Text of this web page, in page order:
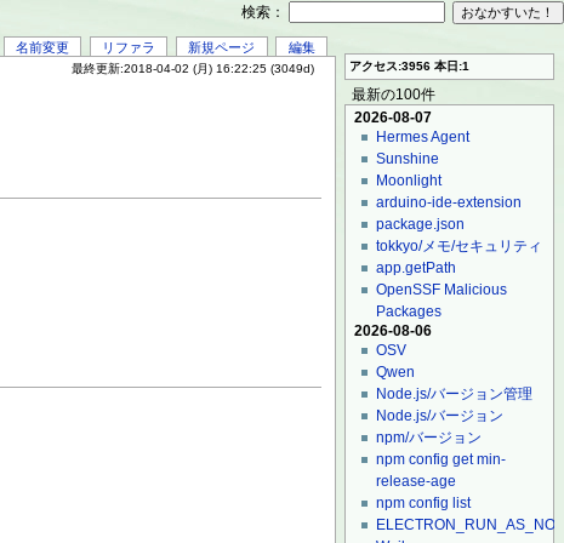
名前変更 リファラ 新規ページ 編集
最終更新:2018-04-02 (月) 16:22:25 (3049d) アクセス:3956 本日:1
最新の100件
2026-08-07
Hermes Agent
Sunshine
Moonlight
arduino-ide-extension
package.json
tokkyo/メモ/セキュリティ
app.getPath
OpenSSF Malicious
Packages
2026-08-06
OSV
Qwen
Node.js/バージョン管理
Node.js/バージョン
npm/バージョン
npm config get min-
release-age
npm config list
検索：